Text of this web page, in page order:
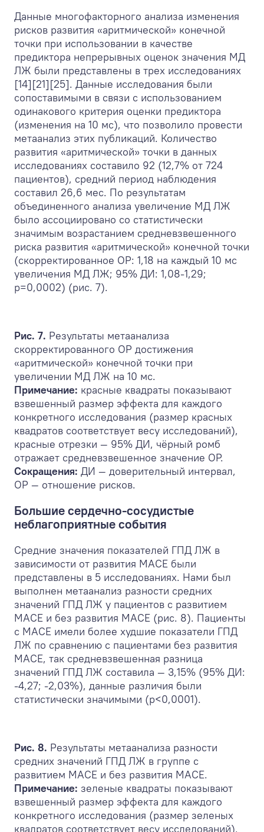
Данные многофакторного анализа изменения
рисков развития «аритмической» конечной
точки при использовании в качестве
предиктора непрерывных оценок значения МД
ЛЖ были представлены в трех исследованиях
[14][21][25]. Данные исследования были
сопоставимыми в связи с использованием
одинакового критерия оценки предиктора
(изменения на 10 мс), что позволило провести
метаанализ этих публикаций. Количество
развития «аритмической» точки в данных
исследованиях составило 92 (12,7% от 724
пациентов), средний период наблюдения
составил 26,6 мес. По результатам
объединенного анализа увеличение МД ЛЖ
было ассоциировано со статистически
значимым возрастанием средневзвешенного
риска развития «аритмической» конечной точки
(скорректированное ОР: 1,18 на каждый 10 мс
увеличения МД ЛЖ; 95% ДИ: 1,08-1,29;
p=0,0002) (рис. 7).
Рис. 7. Результаты метаанализа
скорректированного ОР достижения
«аритмической» конечной точки при
увеличении МД ЛЖ на 10 мс.
Примечание: красные квадраты показывают
взвешенный размер эффекта для каждого
конкретного исследования (размер красных
квадратов соответствует весу исследований),
красные отрезки — 95% ДИ, чёрный ромб
отражает средневзвешенное значение ОР.
Сокращения: ДИ — доверительный интервал,
ОР — отношение рисков.
Большие сердечно-сосудистые
неблагоприятные события
Средние значения показателей ГПД ЛЖ в
зависимости от развития MACE были
представлены в 5 исследованиях. Нами был
выполнен метаанализ разности средних
значений ГПД ЛЖ у пациентов c развитием
MACE и без развития MACE (рис. 8). Пациенты
с MACE имели более худшие показатели ГПД
ЛЖ по сравнению с пациентами без развития
MACE, так средневзвешенная разница
значений ГПД ЛЖ составила — 3,15% (95% ДИ:
-4,27; -2,03%), данные различия были
статистически значимыми (р<0,0001).
Рис. 8. Результаты метаанализа разности
средних значений ГПД ЛЖ в группе с
развитием MACE и без развития MACE.
Примечание: зеленые квадраты показывают
взвешенный размер эффекта для каждого
конкретного исследования (размер зеленых
квадратов соответствует весу исследований),